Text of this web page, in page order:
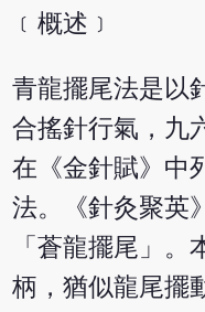
﹝概述﹞
青龍擺尾法是以
合搖針行氣，九
在《金針賦》中
法。《針灸聚英
「蒼龍擺尾」
柄，猶似龍尾擺